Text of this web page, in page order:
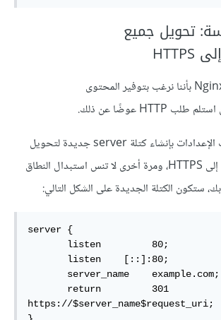
تحويل جميع
ينبغي الآن أن نخبر Nginx بأننا نرغب بتوفير المحتوى
سنقوم في نهاية ملف الإعدادات بإنشاء كتلة server جديدة لتحويل
جميع طلبات HTTP إلى HTTPS، ومرة أخرى لا تنس استبدال النطاق
ستكون الكتلة الجديدة على الشكل التالي:
server {
https://$server_name$request_uri;